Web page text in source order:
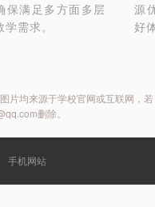
保满足多方面多层
需求。
源
好
片均来源于学校官网或互联网，若
删除。
手机网站